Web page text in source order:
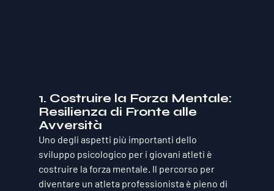
1. Costruire la Forza Mentale:
Resilienza di Fronte alle
Avversità
Uno degli aspetti più importanti dello
sviluppo psicologico per i giovani atleti è
costruire la forza mentale. Il percorso per
diventare un atleta professionista è pieno di